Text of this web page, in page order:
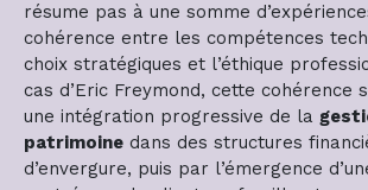
résume pas à une somme
cohérence entre les compétences
choix stratégiques et l’éthique
cas d’Eric Freymond, cette cohérence
une intégration progressive de la
patrimoine dans des structures
d’envergure, puis par l’émergence